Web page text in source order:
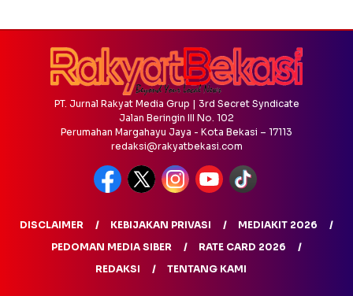
PT. Jurnal Rakyat Media Grup | 3rd Secret Syndicate
Jalan Beringin III No. 102
Perumahan Margahayu Jaya - Kota Bekasi – 17113
redaksi@rakyatbekasi.com
DISCLAIMER KEBIJAKAN PRIVASI
MEDIAKIT 2026
PEDOMAN MEDIA SIBER
RATE CARD 2026
REDAKSI
TENTANG KAMI